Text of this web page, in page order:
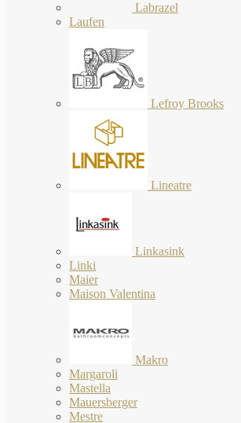
Labrazel
Laufen
Lefroy Brooks
Lineatre
Linkasink
Linki
Maier
Maison Valentina
Makro
Margaroli
Mastella
Mauersberger
Mestre